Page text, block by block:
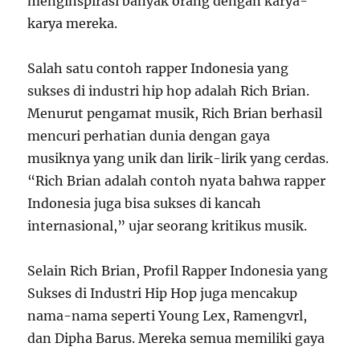
karya mereka.
Salah satu contoh rapper Indonesia yang
sukses di industri hip hop adalah Rich Brian.
Menurut pengamat musik, Rich Brian berhasil
mencuri perhatian dunia dengan gaya
musiknya yang unik dan lirik-lirik yang cerdas.
“Rich Brian adalah contoh nyata bahwa rapper
Indonesia juga bisa sukses di kancah
internasional,” ujar seorang kritikus musik.
Selain Rich Brian, Profil Rapper Indonesia yang
Sukses di Industri Hip Hop juga mencakup
nama-nama seperti Young Lex, Ramengvrl,
dan Dipha Barus. Mereka semua memiliki gaya